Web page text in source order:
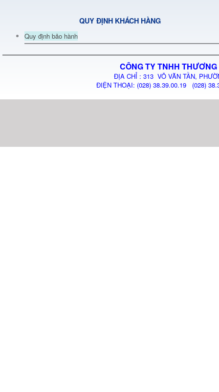
QUY ĐỊNH KHÁCH HÀNG
Quy định bảo hành
CÔNG TY TNHH
ĐỊA CHỈ : 313 VÕ VĂN TẦN,
ĐIỆN THOẠI: (028) 38.39.00.19 (028)